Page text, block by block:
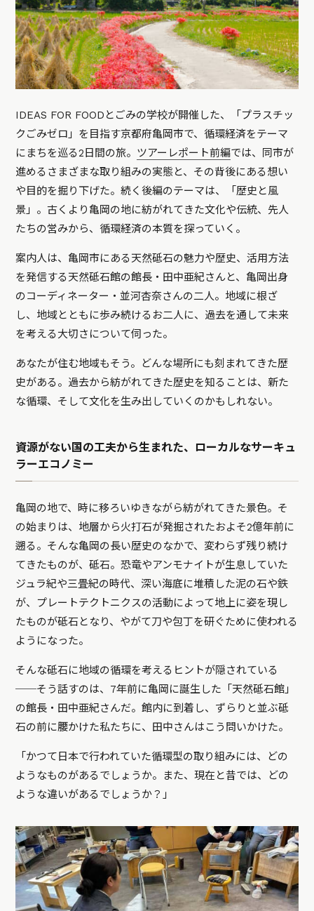
IDEAS FOR FOODとごみの学校が開催した、「プラスチッ
クごみゼロ」を目指す京都府亀岡市で、循環経済をテーマ
にまちを巡る2日間の旅。 ツアーレポート前編では、同市が
進めるさまざまな取り組みの実態と、その背後にある想い
や目的を掘り下げた。続く後編のテーマは、「歴史と風
景」。古くより亀岡の地に紡がれてきた文化や伝統、先人
たちの営みから、循環経済の本質を探っていく。
案内人は、亀岡市にある天然砥石の魅力や歴史、活用方法
を発信する天然砥石館の館長・田中亜紀さんと、亀岡出身
のコーディネーター・並河杏奈さんの二人。地域に根ざ
し、地域とともに歩み続けるお二人に、過去を通して未来
を考える大切さについて伺った。
あなたが住む地域もそう。どんな場所にも刻まれてきた歴
史がある。過去から紡がれてきた歴史を知ることは、新た
な循環、そして文化を生み出していくのかもしれない。
資源がない国の工夫から生まれた、ローカルなサーキュ
ラーエコノミー
亀岡の地で、時に移ろいゆきながら紡がれてきた景色。そ
の始まりは、地層から火打石が発掘されたおよそ2億年前に
遡る。そんな亀岡の長い歴史のなかで、変わらず残り続け
てきたものが、砥石。恐竜やアンモナイトが生息していた
ジュラ紀や三畳紀の時代、深い海底に堆積した泥の石や鉄
が、プレートテクトニクスの活動によって地上に姿を現し
たものが砥石となり、やがて刀や包丁を研ぐために使われる
ようになった。
そんな砥石に地域の循環を考えるヒントが隠されている
──そう話すのは、7年前に亀岡に誕生した「天然砥石館」
の館長・田中亜紀さんだ。館内に到着し、ずらりと並ぶ砥
石の前に腰かけた私たちに、田中さんはこう問いかけた。
「かつて日本で行われていた循環型の取り組みには、どの
ようなものがあるでしょうか。また、現在と昔では、どの
ような違いがあるでしょうか？」